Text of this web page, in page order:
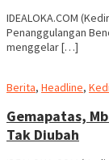
IDEALOKA.COM
Penanggulangan
menggelar […]
Berita, Headline,
Gemapatas,
Tak Diubah